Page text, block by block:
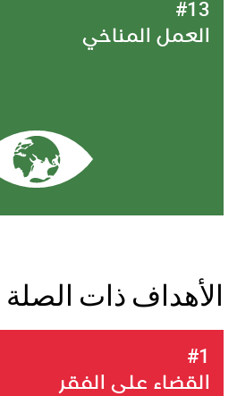
#13
العمل المناخي
الأهداف ذات الصلة
#1
القضاء على الفقر